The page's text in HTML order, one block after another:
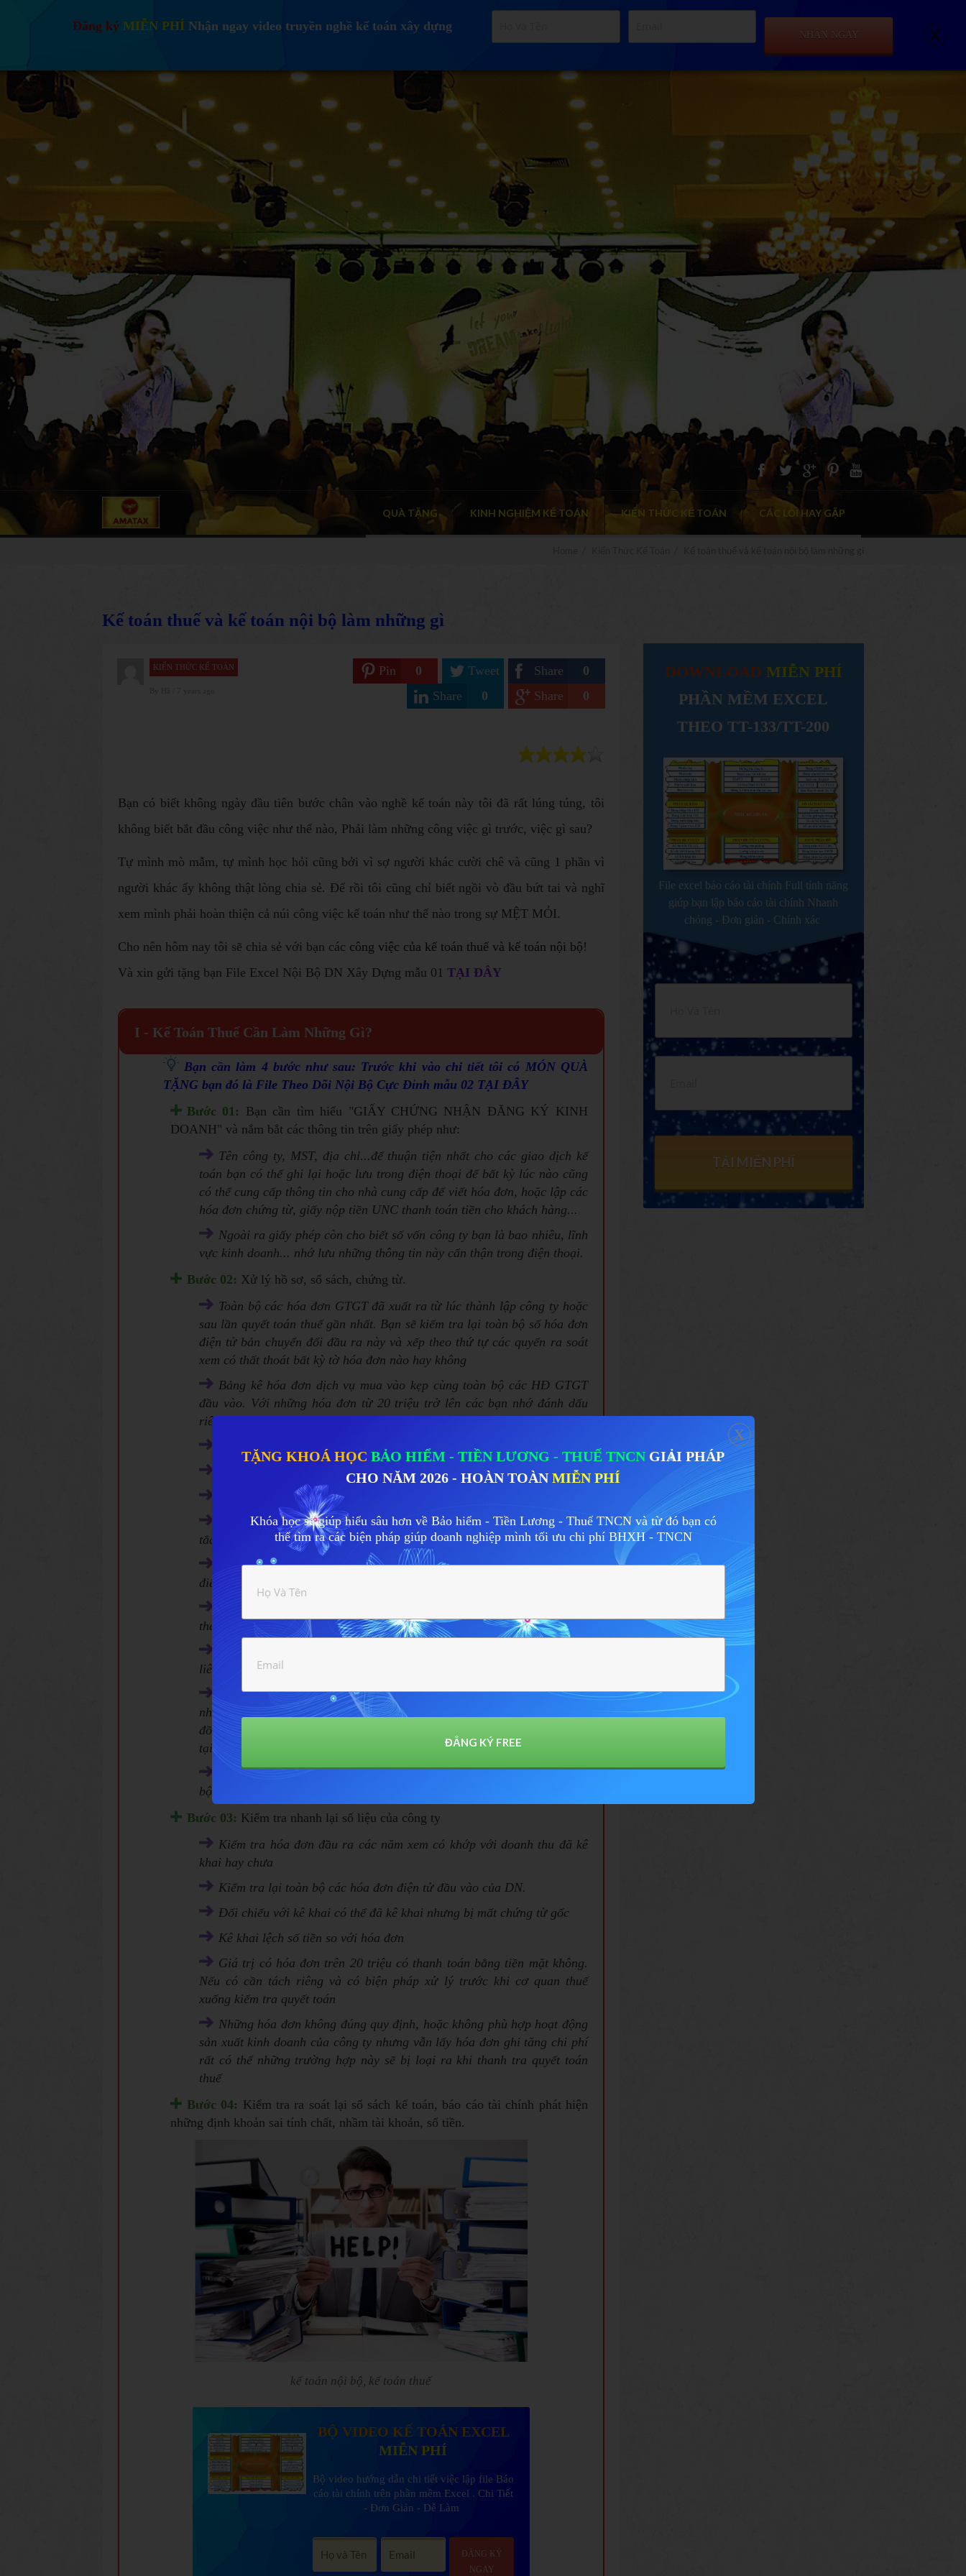
QUÀ TẶNG KINH NGHIỆM KẾ TOÁN KIẾN THỨC KẾ TOÁN CÁC LỖI HAY GẶP
Kế toán thuế và kế toán nội bộ làm những gì
KIẾN THỨC KẾ TOÁN Share 0
Tweet
Pin
0
Share
0
Share 0
Bạn có biết không ngày đầu tiên bước chân vào nghề kế toán này tôi đã rất lúng túng, tôi
không biết bắt đầu công việc như thế nào, Phải làm những công việc gì trước, việc gì sau?
Tự mình mò mẫm, tự mình học hỏi cũng bởi vì sợ người khác cười chê và cũng 1 phần vì
người khác ấy không thật lòng chia sẻ. Để rồi tôi cũng chỉ biết ngồi vò đầu bứt tai và nghĩ
xem mình phải hoàn thiện cả núi công việc kế toán như thế nào trong sự MỆT MỎI.
Cho nên hôm nay tôi sẽ chia sẻ với bạn các công việc của kế toán thuế và kế toán nội bộ!
Và xin gửi tặng bạn File Excel Nội Bộ DN Xây Dựng mẫu 01 TẠI ĐÂY
I - Kế Toán Thuế Cần Làm Những Gì?
Bạn cần làm 4 bước như sau: Trước khi vào chi tiết tôi có MÓN QUÀ
TẶNG bạn đó là File Theo Dõi Nội Bộ Cực Đỉnh mẫu 02 TẠI ĐÂY
Bước 01: Bạn cần tìm hiểu "GIẤY CHỨNG NHẬN ĐĂNG KÝ KINH
DOANH" và nắm bắt các thông tin trên giấy phép như:
Tên công ty, MST, địa chỉ...để thuận tiện nhất cho các giao dịch kế
toán bạn có thể ghi lại hoặc lưu trong điện thoại để bất kỳ lúc nào cũng
có thể cung cấp thông tin cho nhà cung cấp để viết hóa đơn, hoặc lập các
hóa đơn chứng từ, giấy nộp tiền UNC thanh toán tiền cho khách hàng...
Ngoài ra giấy phép còn cho biết số vốn công ty bạn là bao nhiêu, lĩnh
vực kinh doanh... nhớ lưu những thông tin này cẩn thận trong điện thoại.
Bước 02: Xử lý hồ sơ, sổ sách, chứng từ.
Toàn bộ các hóa đơn GTGT đã xuất ra từ lúc thành lập công ty hoặc
sau lần quyết toán thuế gần nhất. Bạn sẽ kiểm tra lại toàn bộ số hóa đơn
điện tử bản chuyển đổi đầu ra này và xếp theo thứ tự các quyển ra soát
xem có thất thoát bất kỳ tờ hóa đơn nào hay không
Bảng kê hóa đơn dịch vụ mua vào kẹp cùng toàn bộ các HĐ GTGT
đầu vào. Với những hóa đơn từ 20 triệu trở lên các bạn nhớ đánh dấu
riêng hoặc có UNC kèm theo.
Các tờ khai tháng, quý sắp xếp theo năm riêng biệt
Bộ báo cáo tài chính các năm
Sổ sách kế toán từng năm. ( Sổ cái, sổ chi tiết các tài khoản,...)
Hợp đồng mua, bán, và các loại hợp đồng kinh tế, hợp đồng nguyên
tắc phát sinh
Hồ sơ nhân sự ( Sơ yếu lý lịch, đăng ký giảm trừ gia cảnh, bảng
điểm, bằng cấp,...)
theo
liên quan đến ngân hàng
Báo cáo NHẬP - XUẤT - TỒN kho hàng hóa. Nếu cty có hoạt động
nhập khẩu thì chuẩn bị từng bộ chứng từ NK gồm : Tờ khai HQ, Hợp
đồng ngoại, Invoice, parking list và các hóa đơn vận chuyển, lưu kho....
tại nước ngoài và VN.
Hồ sơ bảo hiểm ( Báo tăng, giảm, chế độ thai sản, ốm đau cho cán
bộ công nhân viên,...)
Bước 03: Kiểm tra nhanh lại số liệu của công ty
Kiểm tra hóa đơn đầu ra các năm xem có khớp với doanh thu đã kê
khai hay chưa
Kiểm tra lại toàn bộ các hóa đơn điện tử đầu vào của DN.
Đối chiếu với kê khai có thể đã kê khai nhưng bị mất chứng từ gốc
Kê khai lệch số tiền so với hóa đơn
Giá trị có hóa đơn trên 20 triệu có thanh toán bằng tiền mặt không.
Nếu có cần tách riêng và có biện pháp xử lý trước khi cơ quan thuế
xuống kiểm tra quyết toán
Những hóa đơn không đúng quy định, hoặc không phù hợp hoạt động
sản xuất kinh doanh của công ty nhưng vẫn lấy hóa đơn ghi tăng chi phí
rất có thể những trường hợp này sẽ bị loại ra khi thanh tra quyết toán
thuế
Bước 04: Kiểm tra ra soát lại sổ sách kế toán, báo cáo tài chính phát hiện
những định khoản sai tính chất, nhầm tài khoản, số tiền.
kế toán nội bộ, kế toán thuế
BỘ VIDEO KẾ TOÁN EXCEL
MIỄN PHÍ
Bộ video hướng dẫn chi tiết việc lập file Báo
cáo tài chính trên phần mềm Excel . Chi Tiết
- Đơn Giản - Dễ Làm
ĐĂNG KÝ
NGAY
DOWNLOAD MIỄN PHÍ
PHẦN MỀM EXCEL
THEO TT-133/TT-200
File excel báo cáo tài chính Full tính năng
giúp bạn lập báo cáo tài chính Nhanh
chóng - Đơn giản - Chính xác
TẢI MIỄN PHÍ
TẶNG KHOÁ HỌC BẢO HIỂM - TIỀN LƯƠNG - THUẾ TNCN GIẢI PHÁP
CHO NĂM 2026 - HOÀN TOÀNMIỄN PHÍ
Khóa học sẽ giúp hiểu sâu hơn về Bảo hiểm - Tiền Lương - Thuế TNCN và từ đó bạn có
thể tìm ra các biện pháp giúp doanh nghiệp mình tối ưu chi phí BHXH - TNCN
ĐẲNG KÝ FREE
x
Đăng ký MIỄN PHÍ Nhận ngay video truyền nghề kế toán xây dựng
NHẬN NGAY x